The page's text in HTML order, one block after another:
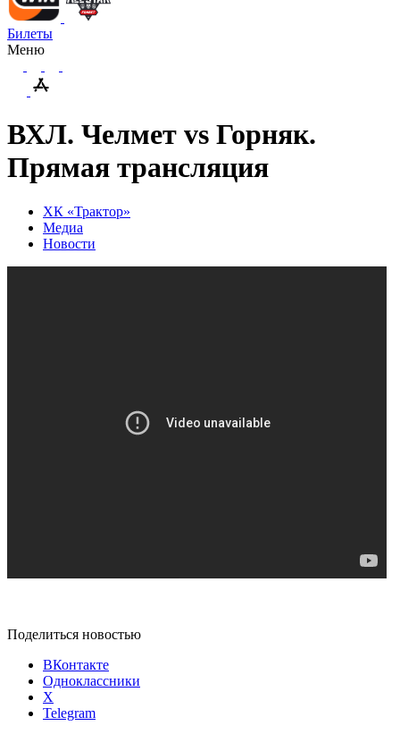
Билеты
Меню
ВХЛ. Челмет vs Горняк.
Прямая трансляция
ХК «Трактор»
Медиа
Новости
Поделиться новостью
ВКонтакте
Одноклассники
X
Telegram